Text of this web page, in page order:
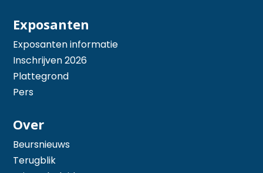
Exposanten
Exposanten informatie
Inschrijven 2026
Plattegrond
Pers
Over
Beursnieuws
Terugblik